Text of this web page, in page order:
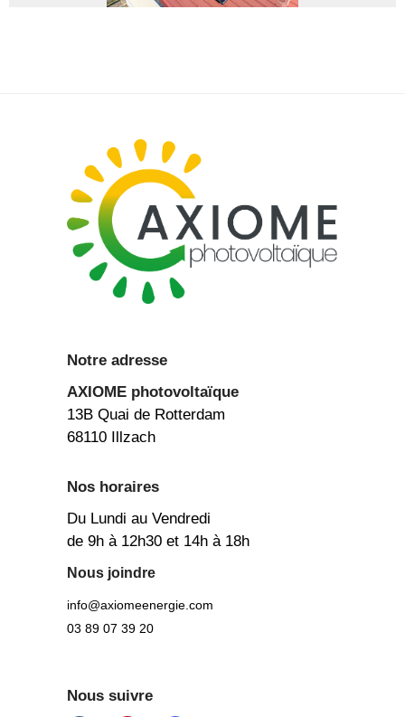
Notre adresse
AXIOME photovoltaïque
13B Quai de Rotterdam
68110 Illzach
Nos horaires
Du Lundi au Vendredi
de 9h à 12h30 et 14h à 18h
Nous joindre
info@axiomeenergie.com
03 89 07 39 20
Nous suivre